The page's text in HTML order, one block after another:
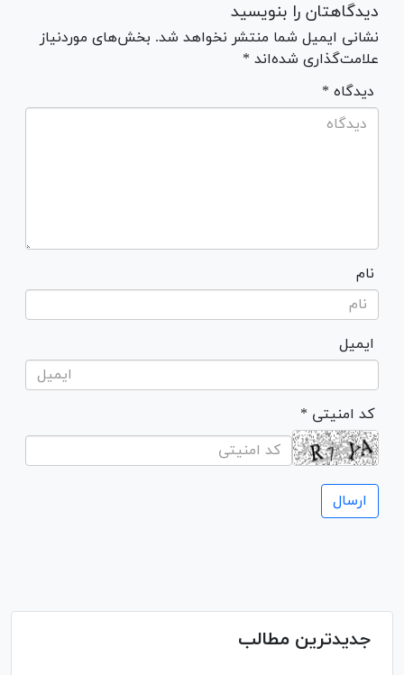
دیدگاهتان را بنویسید
نشانی ایمیل شما منتشر نخواهد شد. بخش‌های موردنیاز
علامت‌گذاری شده‌اند *
* دیدگاه
نام
ایمیل
* کد امنیتی
جدیدترین مطالب